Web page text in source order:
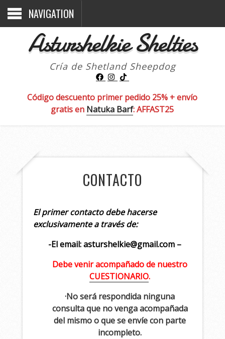
NAVIGATION
Asturshelkie Shelties
Cría de Shetland Sheepdog
Código descuento primer pedido 25% + envío
gratis en Natuka Barf: AFFAST25
CONTACTO
El primer contacto debe hacerse
exclusivamente a través de:
-El email: asturshelkie@gmail.com –
Debe venir acompañado de nuestro
CUESTIONARIO.
·No será respondida ninguna
consulta que no venga acompañada
del mismo o que se envíe con parte
incompleto.